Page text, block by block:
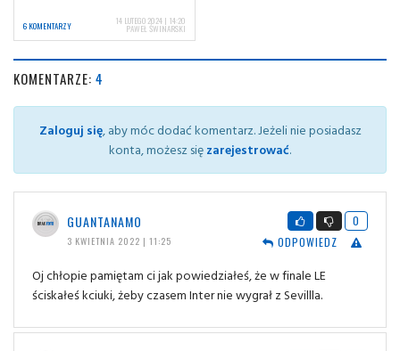
6 KOMENTARZY 14 LUTEGO 2024 | 14:20
PAWEŁ ŚWINARSKI
KOMENTARZE: 4
Zaloguj się, aby móc dodać komentarz. Jeżeli nie posiadasz
konta, możesz sięzarejestrować.
GUANTANAMO
3 KWIETNIA 2022 | 11:25
0
ODPOWIEDZ
Oj chłopie pamiętam ci jak powiedziałeś, że w finale LE
ściskałeś kciuki, żeby czasem Inter nie wygrał z Sevillla.